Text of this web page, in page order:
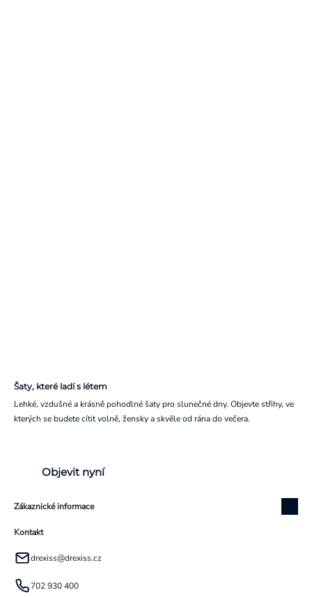
Šaty, které ladí s létem
Lehké, vzdušné a krásně pohodlné šaty pro slunečné dny. Objevte střihy, ve
kterých se budete cítit volně, žensky a skvěle od rána do večera.
Objevit nyní
Zákaznické informace
Kontakt
drexiss@drexiss.cz
702 930 400